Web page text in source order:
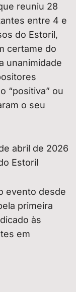
reuniu 28
entre 4 e
do Estoril,
certame do
unanimidade
“positiva” ou
o seu
de abril de 2026
Estoril
evento desde
primeira
às
em